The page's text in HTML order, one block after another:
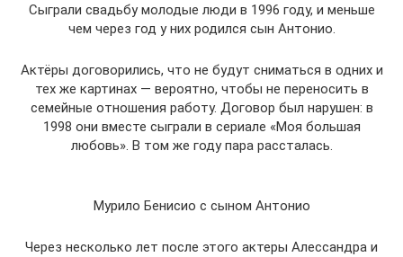
Сыграли свадьбу молодые люди в 1996 году, и меньше
чем через год у них родился сын Антонио.
Актёры договорились, что не будут сниматься в одних и
тех же картинах — вероятно, чтобы не переносить в
семейные отношения работу. Договор был нарушен: в
1998 они вместе сыграли в сериале «Моя большая
любовь». В том же году пара рассталась.
Мурило Бенисио с сыном Антонио
Через несколько лет после этого актеры Алессандра и